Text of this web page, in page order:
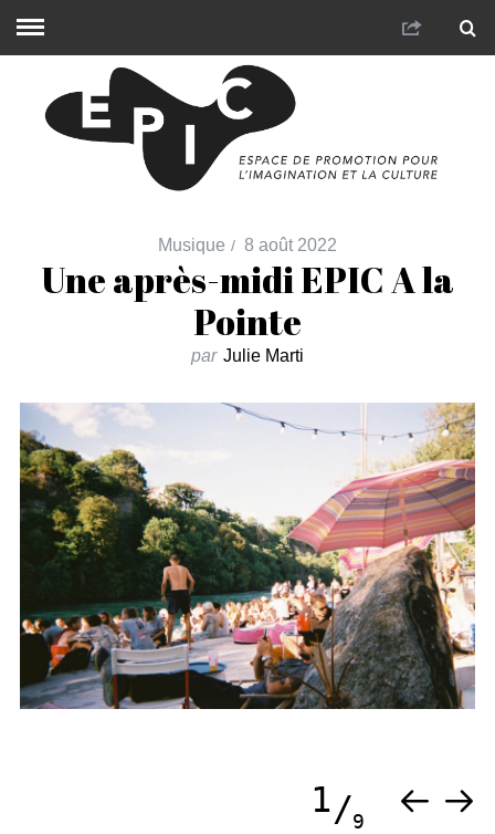
Musique 8 août 2022
Une après-midi EPIC A la
Pointe
par Julie Marti
1
9